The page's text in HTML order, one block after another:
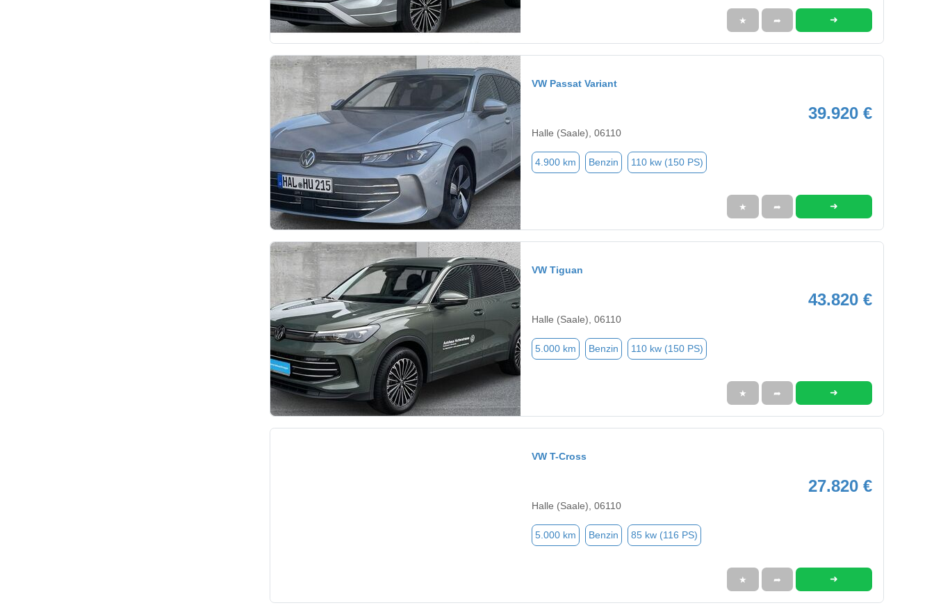
★ ➦ ➜
VW Passat Variant
39.920 €
Halle (Saale), 06110
4.900 km Benzin 110 kw (150 PS)
★ ➦ ➜
VW Tiguan
43.820 €
Halle (Saale), 06110
5.000 km Benzin 110 kw (150 PS)
★ ➦ ➜
VW T-Cross
27.820 €
Halle (Saale), 06110
5.000 km Benzin 85 kw (116 PS)
★ ➦ ➜